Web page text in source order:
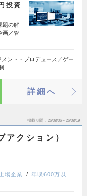
投資
題の解
画／管
メント・プロデュース／ゲー
…
詳細へ
掲載期間 26/08/06～26/08/19
アクション）
上場企業
年収600万以